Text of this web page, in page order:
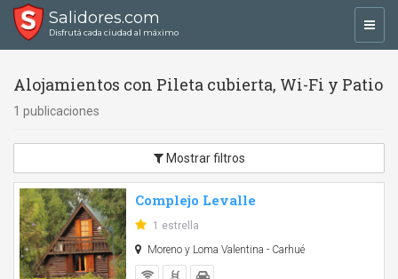
Salidores.com
Disfrutá cada ciudad al máximo
Alojamientos con Pileta cubierta, Wi-Fi y Patio
1 publicaciones
Mostrar filtros
Complejo Levalle
1 estrella
Moreno y Loma Valentina - Carhué